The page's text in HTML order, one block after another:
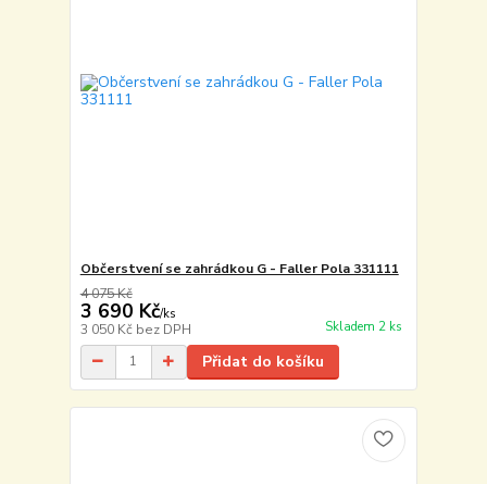
Občerstvení se zahrádkou G - Faller Pola 331111
4 075 Kč
3 690 Kč/ks
3 050 Kč bez DPH Skladem 2 ks
Přidat do košíku